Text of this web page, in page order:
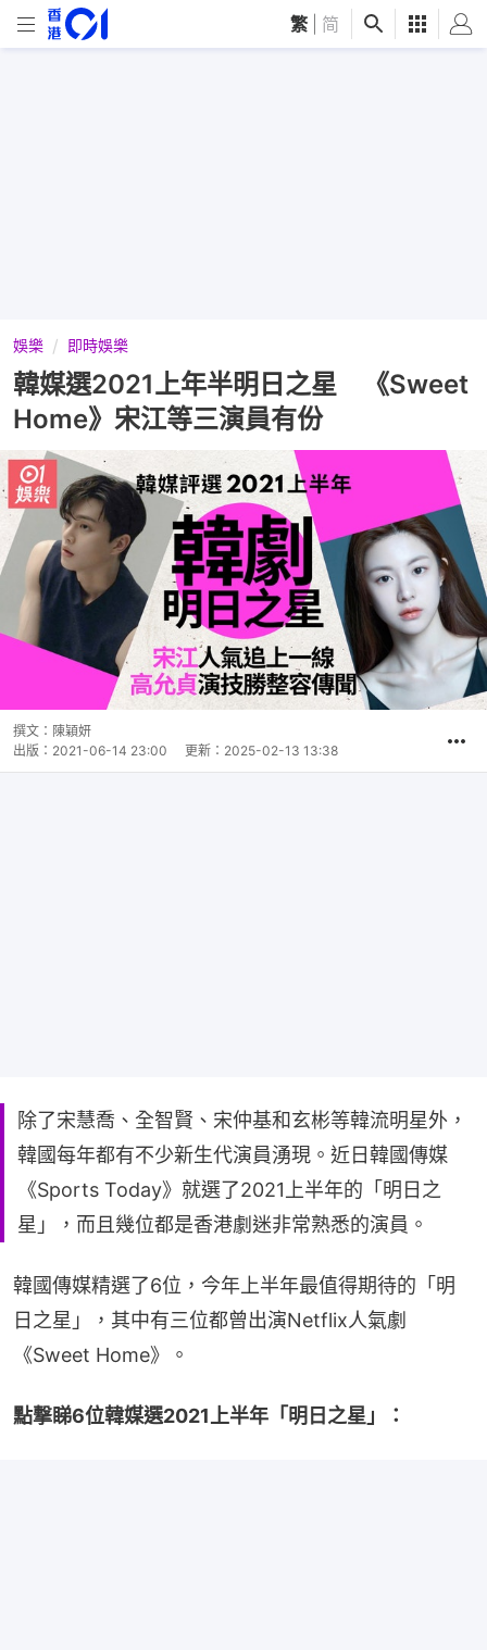
繁 简
娛樂 即時娛樂
韓媒選2021上年半明日之星 《Sweet
Home》宋江等三演員有份
撰文： 陳穎妍
出版： 2021-06-14 23:00 更新： 2025-02-13 13:38
除了宋慧喬、全智賢、宋仲基和玄彬等韓流明星外，
韓國每年都有不少新生代演員湧現。近日韓國傳媒
《Sports Today》就選了2021上半年的「明日之
星」，而且幾位都是香港劇迷非常熟悉的演員。
韓國傳媒精選了6位，今年上半年最值得期待的「明
日之星」，其中有三位都曾出演Netflix人氣劇
《Sweet Home》。
點撃睇6位韓媒選2021上半年「明日之星」：